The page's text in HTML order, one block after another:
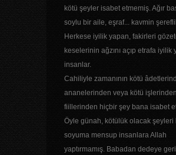
kötü şeyler isabet etmemiş. Ağır
soylu bir aile, eşraf... kavmin
Herkese iyilik yapan, fakirleri
keselerinin ağzını açıp etrafa iyilik
insanlar.
Cahiliyle zamanının kötü
ananelerinden veya kötü
fiillerinden hiçbir şey bana isabet
Öyle günah, kötülük olacak şeyleri
soyuma mensup insanlara Allah
yaptırmamış. Babadan dedeye